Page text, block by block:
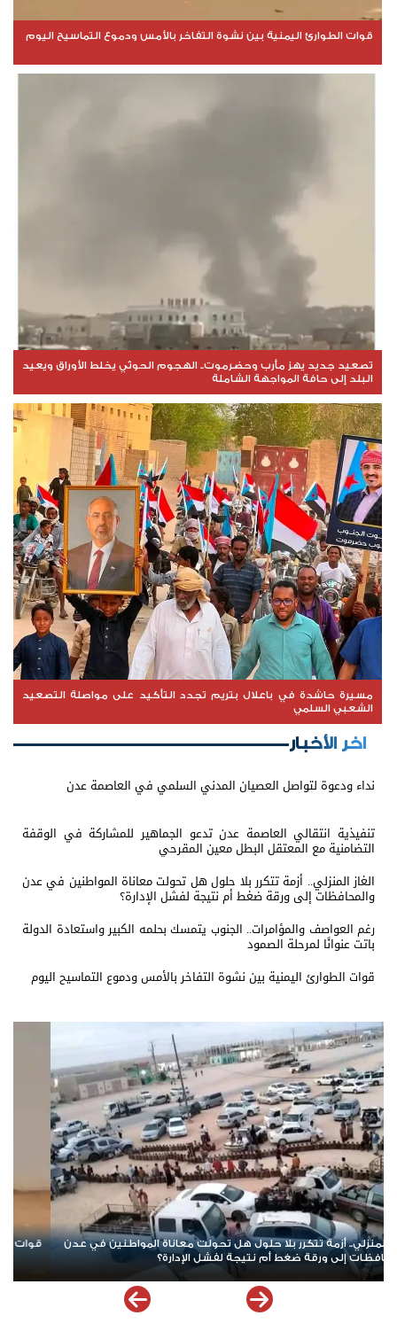
قوات الطوارئ اليمنية بين نشوة التفاخر بالأمس ودموع التماسيح اليوم
تصعيد جديد يهز مأرب وحضرموت.. الهجوم الحوثي يخلط الأوراق ويعيد
البلد إلى حافة المواجهة الشاملة
مسيرة حاشدة في باعلال بتريم تجدد التأكيد على مواصلة التصعيد
الشعبي السلمي
اخر الأخبار
نداء ودعوة لتواصل العصيان المدني السلمي في العاصمة عدن
تنفيذية انتقالي العاصمة عدن تدعو الجماهير للمشاركة في الوقفة
التضامنية مع المعتقل البطل معين المقرحي
الغاز المنزلي.. أزمة تتكرر بلا حلول هل تحولت معاناة المواطنين في عدن
والمحافظات إلى ورقة ضغط أم نتيجة لفشل الإدارة؟
رغم العواصف والمؤامرات.. الجنوب يتمسك بحلمه الكبير واستعادة الدولة
باتت عنوانًا لمرحلة الصمود
قوات الطوارئ اليمنية بين نشوة التفاخر بالأمس ودموع التماسيح اليوم
قوات الطوارئ اليمنية بين نشوة التفاخر بالأمس ودموع التماسيح اليوم